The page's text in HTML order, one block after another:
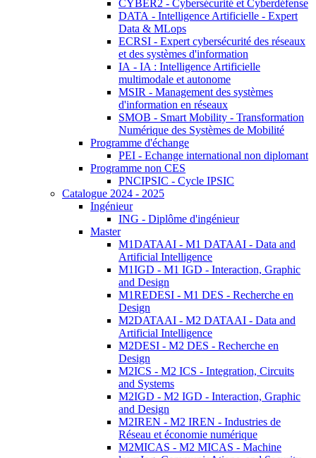
CYBER2 - Cybersécurité et Cyberdéfense
DATA - Intelligence Artificielle - Expert
Data & MLops
ECRSI - Expert cybersécurité des réseaux
et des systèmes d'information
IA - IA : Intelligence Artificielle
multimodale et autonome
MSIR - Management des systèmes
d'information en réseaux
SMOB - Smart Mobility - Transformation
Numérique des Systèmes de Mobilité
Programme d'échange
PEI - Echange international non diplomant
Programme non CES
PNCIPSIC - Cycle IPSIC
Catalogue 2024 - 2025
Ingénieur
ING - Diplôme d'ingénieur
Master
M1DATAAI - M1 DATAAI - Data and
Artificial Intelligence
M1IGD - M1 IGD - Interaction, Graphic
and Design
M1REDESI - M1 DES - Recherche en
Design
M2DATAAI - M2 DATAAI - Data and
Artificial Intelligence
M2DESI - M2 DES - Recherche en
Design
M2ICS - M2 ICS - Integration, Circuits
and Systems
M2IGD - M2 IGD - Interaction, Graphic
and Design
M2IREN - M2 IREN - Industries de
Réseau et économie numérique
M2MICAS - M2 MICAS - Machine